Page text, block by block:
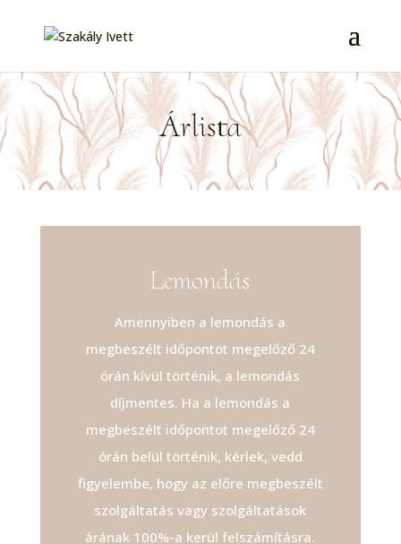
Árlista
Lemondás
Amennyiben a lemondás a
megbeszélt időpontot megelőző 24
órán kívül történik, a lemondás
díjmentes. Ha a lemondás a
megbeszélt időpontot megelőző 24
órán belül történik, kérlek, vedd
figyelembe, hogy az előre megbeszélt
szolgáltatás vagy szolgáltatások
árának 100%-a kerül felszámításra.